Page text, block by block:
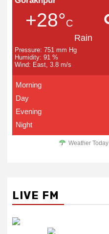
+28°C
Rain
Pressure: 751 mm Hg
Humidity: 91 %
Wind: East, 3.8 m/s
Morning
Day
Evening
Night
Weather Today
LIVE FM